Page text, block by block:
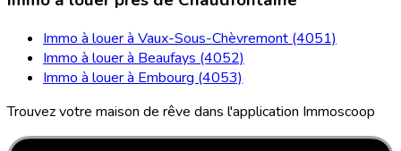
Immo à louer à Vaux-Sous-Chèvremont (4051)
Immo à louer à Beaufays (4052)
Immo à louer à Embourg (4053)
Trouvez votre maison de rêve dans l'application Immoscoop